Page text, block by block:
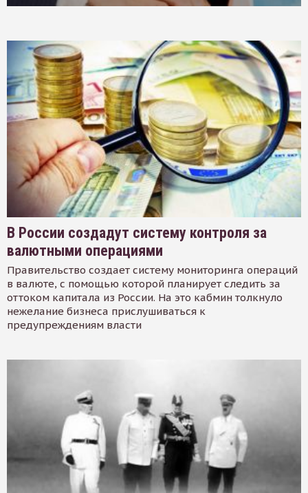
В России создадут систему контроля за
валютными операциями
Правительство создает систему мониторинга операций
в валюте, с помощью которой планирует следить за
оттоком капитала из России. На это кабмин толкнуло
нежелание бизнеса прислушиваться к
предупреждениям власти